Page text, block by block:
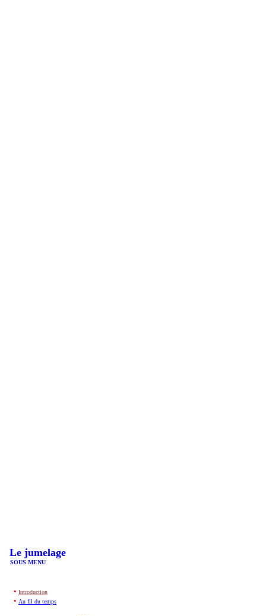
Le jumelage
SOUS MENU
• Introduction
• Au fil du temps